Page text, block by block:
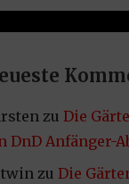
zu Die
DnD Anfänger-
zu Die